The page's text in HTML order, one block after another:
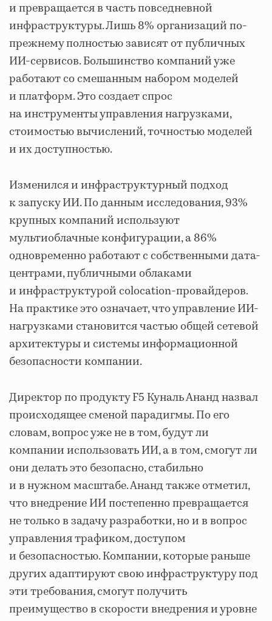
и превращается в часть повседневной
инфраструктуры. Лишь 8% организаций по-
прежнему полностью зависят от публичных
ИИ-сервисов. Большинство компаний уже
работают со смешанным набором моделей
и платформ. Это создает спрос
на инструменты управления нагрузками,
стоимостью вычислений, точностью моделей
и их доступностью.
Изменился и инфраструктурный подход
к запуску ИИ. По данным исследования, 93%
крупных компаний используют
мультиоблачные конфигурации, а 86%
одновременно работают с собственными дата-
центрами, публичными облаками
и инфраструктурой colocation-провайдеров.
На практике это означает, что управление ИИ-
нагрузками становится частью общей сетевой
архитектуры и системы информационной
безопасности компании.
Директор по продукту F5 Куналь Ананд назвал
происходящее сменой парадигмы. По его
словам, вопрос уже не в том, будут ли
компании использовать ИИ, а в том, смогут ли
они делать это безопасно, стабильно
и в нужном масштабе. Ананд также отметил,
что внедрение ИИ постепенно превращается
не только в задачу разработки, но и в вопрос
управления трафиком, доступом
и безопасностью. Компании, которые раньше
других адаптируют свою инфраструктуру под
эти требования, смогут получить
преимущество в скорости внедрения и уровне